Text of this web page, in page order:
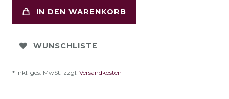
IN DEN WARENKORB
WUNSCHLISTE
* inkl. ges. MwSt. zzgl. Versandkosten